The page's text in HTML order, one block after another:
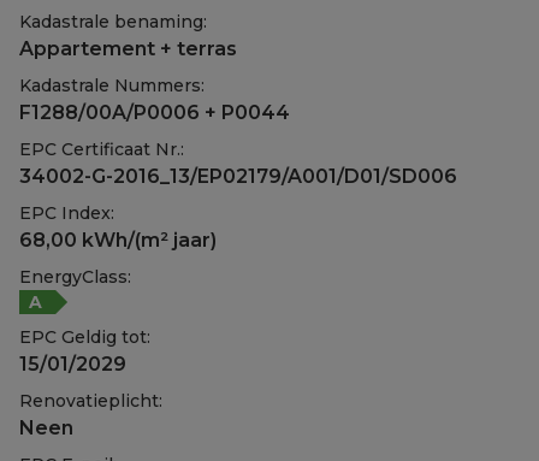
Kadastrale benaming:
Appartement + terras
Kadastrale Nummers:
F1288/00A/P0006 + P0044
EPC Certificaat Nr.:
34002-G-2016_13/EP02179/A001/D01/SD006
EPC Index:
68,00 kWh/(m² jaar)
EnergyClass:
A
EPC Geldig tot:
15/01/2029
Renovatieplicht:
Neen